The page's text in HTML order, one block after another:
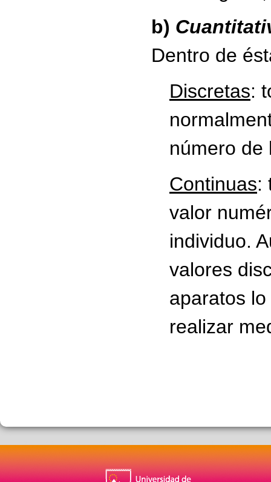
b)
Dentro de
Discretas:
número
Continuas:
valor
individuo.
valores
aparatos
realizar